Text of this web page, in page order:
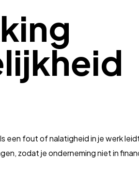
een fout of nalatigheid in je werk
zodat je onderneming niet in